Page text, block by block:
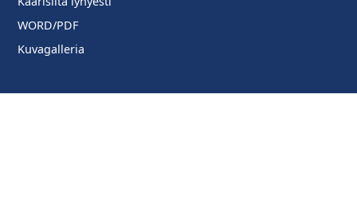
WORD/PDF
Kuvagalleria